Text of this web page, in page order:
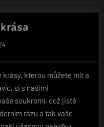
kvalitního
krásy, kterou můžete mít a
si s našimi
soukromí, což jistě
rázu a tak vaše